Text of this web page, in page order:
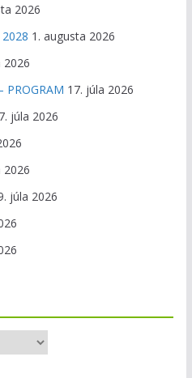
2026
1. augusta 2026
2026
17. júla 2026
júla 2026
2026
júla 2026